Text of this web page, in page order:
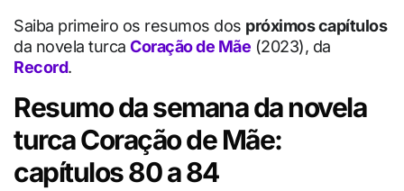
Saiba primeiro os resumos dos próximos capítulos
da novela turca Coração de Mãe (2023), da
Record.
Resumo da semana da novela
turca Coração de Mãe:
capítulos 80 a 84